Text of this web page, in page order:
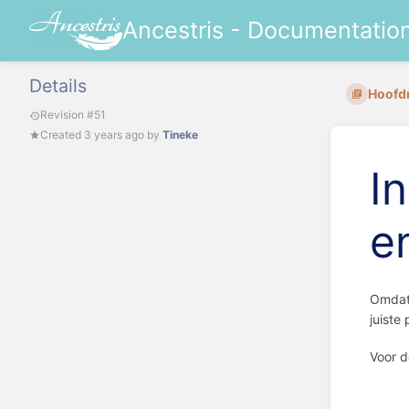
Ancestris -
Details
Revision #51
Created 3 years ago by Tineke
juiste
Voor